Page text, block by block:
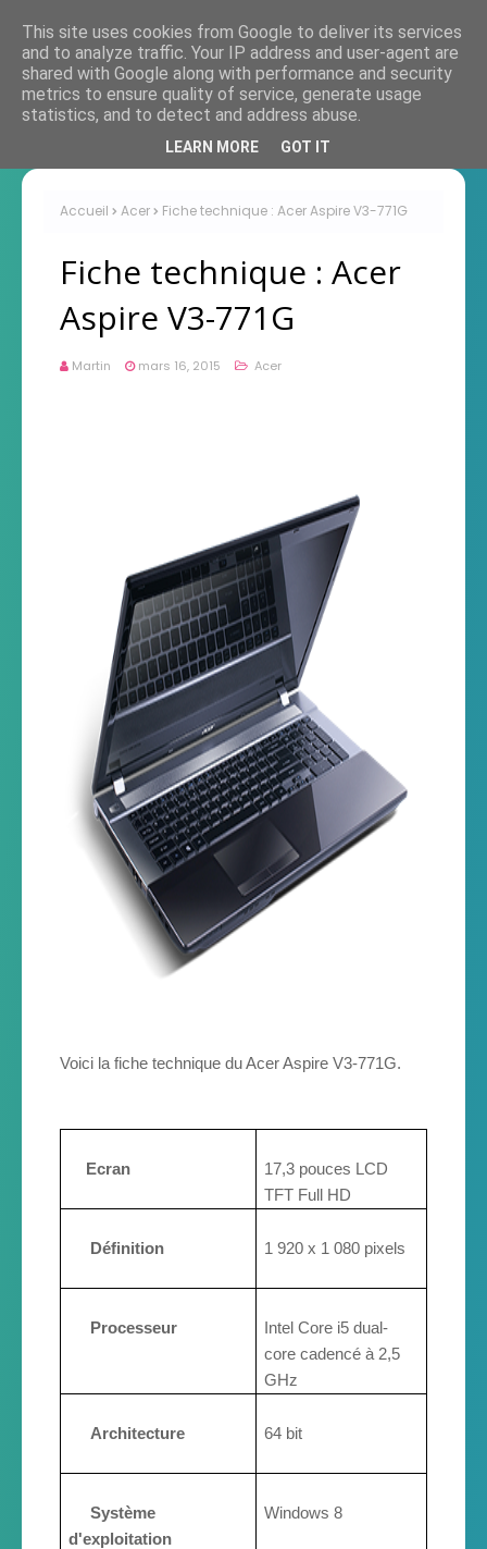
Accueil Acer Fiche technique : Acer Aspire V3-771G
Fiche technique : Acer
Aspire V3-771G
Martin mars 16, 2015 Acer
Voici la fiche technique du Acer Aspire V3-771G.
Ecran
17,3 pouces LCD
TFT Full HD
Définition 1 920 x 1 080 pixels
Processeur
Intel Core i5 dual-
core cadencé à 2,5
GHz
Architecture 64 bit
Système
d'exploitation
Windows 8
This site uses cookies from Google to deliver its services
and to analyze traffic. Your IP address and user-agent are
shared with Google along with performance and security
metrics to ensure quality of service, generate usage
statistics, and to detect and address abuse.
LEARN MORE GOT IT